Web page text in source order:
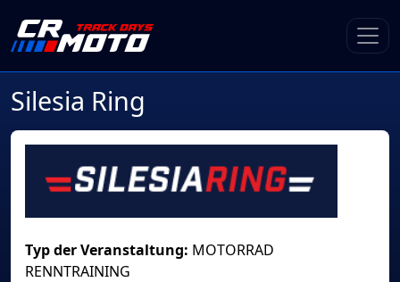
Silesia Ring
Typ der Veranstaltung: MOTORRAD
RENNTRAINING